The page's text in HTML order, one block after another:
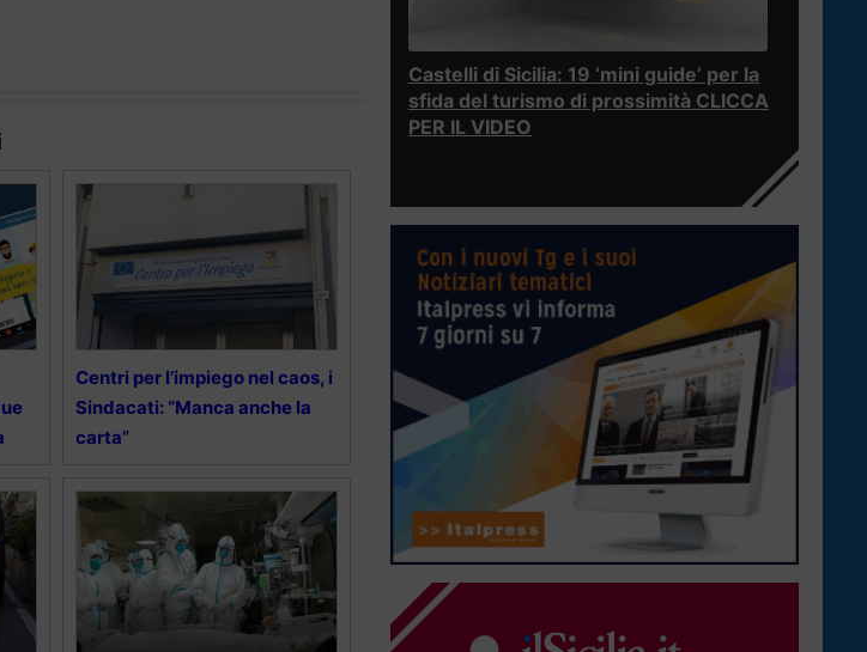
Centri per l’impiego nel caos, i
Sindacati: “Manca anche la
carta”
Castelli di Sicilia: 19 ‘mini guide’ per la
sfida del turismo di prossimità CLICCA
PER IL VIDEO